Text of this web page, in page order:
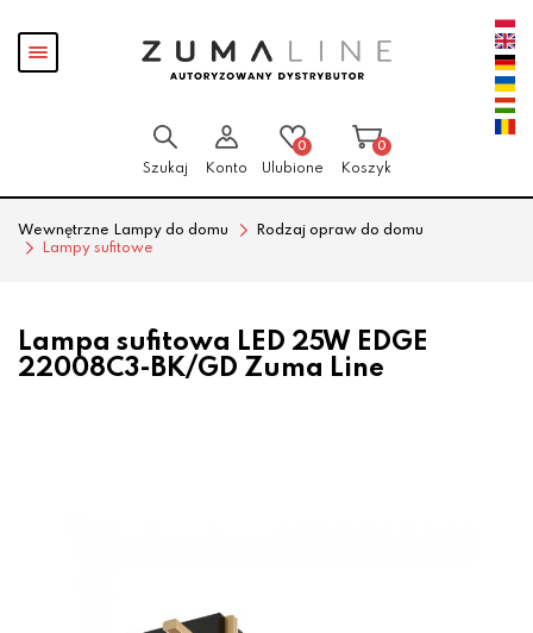
Pokaż
menu
Szukaj Konto
0
Ulubione
0
Koszyk
Wewnętrzne Lampy do domu
Rodzaj opraw do domu
Lampy sufitowe
Lampa sufitowa LED 25W EDGE
22008C3-BK/GD Zuma Line